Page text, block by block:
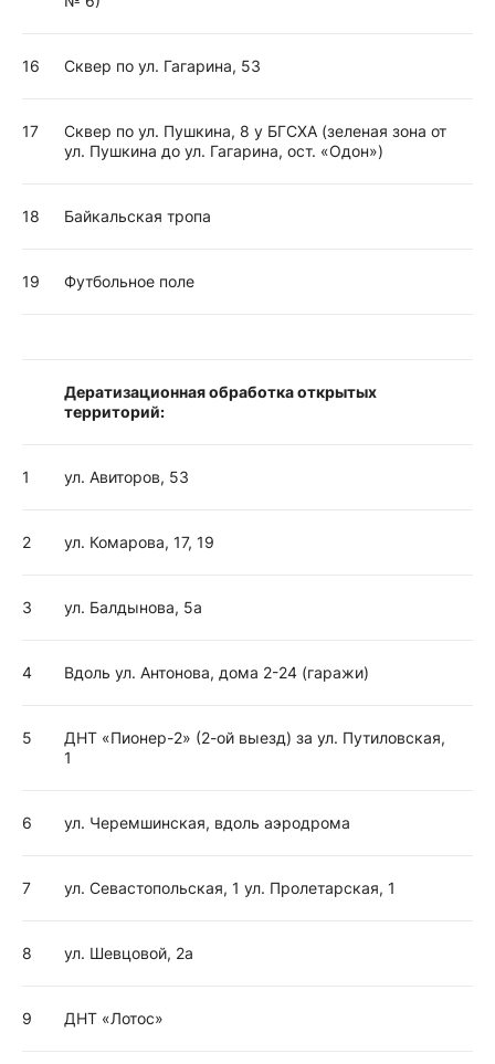
16 Сквер по ул. Гагарина, 53
17
Сквер по ул. Пушкина, 8 у БГСХА (зеленая зона от
ул. Пушкина до ул. Гагарина, ост. «Одон»)
18 Байкальская тропа
19 Футбольное поле
Дератизационная обработка открытых
территорий:
1 ул. Авиторов, 53
2 ул. Комарова, 17, 19
3 ул. Балдынова, 5а
4 Вдоль ул. Антонова, дома 2-24 (гаражи)
5
ДНТ «Пионер-2» (2-ой выезд) за ул. Путиловская,
1
6 ул. Черемшинская, вдоль аэродрома
7 ул. Севастопольская, 1 ул. Пролетарская, 1
8 ул. Шевцовой, 2а
9 ДНТ «Лотос»